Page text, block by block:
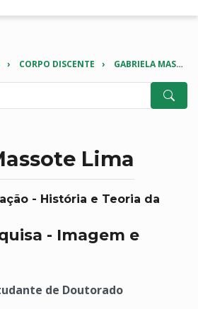
CORPO DISCENTE GABRIELA MASSOTE LIMA
Lima
- História e Teoria da
- Imagem e
de Doutorado